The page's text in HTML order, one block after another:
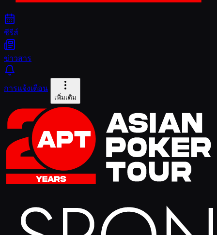
ซีรีส์
ข่าวสาร
การแจ้งเตือน
เพิ่มเติม